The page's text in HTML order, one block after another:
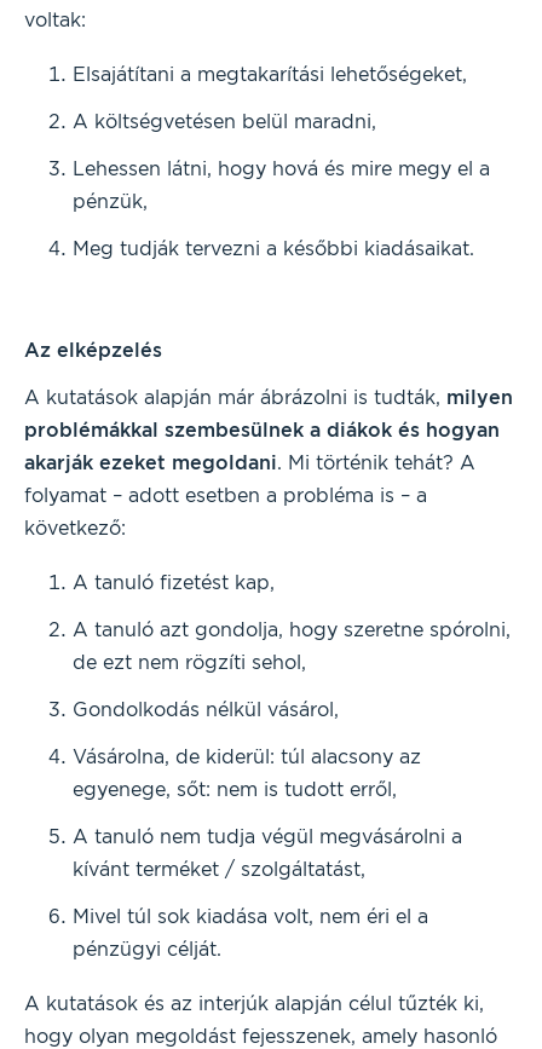
voltak:
Elsajátítani a megtakarítási lehetőségeket,
A költségvetésen belül maradni,
Lehessen látni, hogy hová és mire megy el a
pénzük,
Meg tudják tervezni a későbbi kiadásaikat.
Az elképzelés
A kutatások alapján már ábrázolni is tudták, milyen
problémákkal szembesülnek a diákok és hogyan
akarják ezeket megoldani. Mi történik tehát? A
folyamat – adott esetben a probléma is – a
következő:
A tanuló fizetést kap,
A tanuló azt gondolja, hogy szeretne spórolni,
de ezt nem rögzíti sehol,
Gondolkodás nélkül vásárol,
Vásárolna, de kiderül: túl alacsony az
egyenege, sőt: nem is tudott erről,
A tanuló nem tudja végül megvásárolni a
kívánt terméket / szolgáltatást,
Mivel túl sok kiadása volt, nem éri el a
pénzügyi célját.
A kutatások és az interjúk alapján célul tűzték ki,
hogy olyan megoldást fejesszenek, amely hasonló